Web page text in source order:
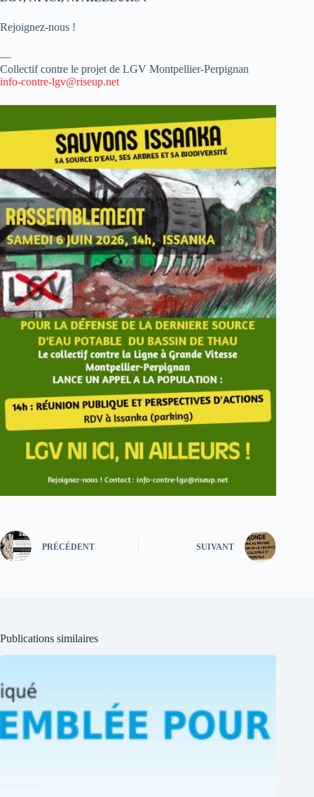
Rejoignez-nous !
—
Collectif contre le projet de LGV Montpellier-Perpignan
info-contre-lgv@riseup.net
PRÉCÉDENT SUIVANT
Publications similaires